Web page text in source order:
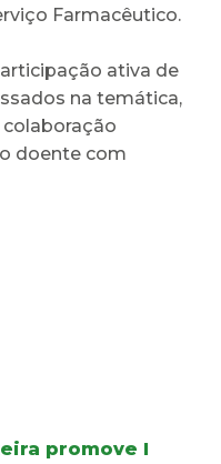
Farmacêutico.
ativa de
na temática,
doente com
promove I